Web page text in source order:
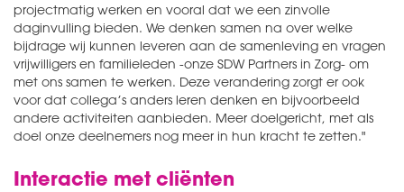
projectmatig werken en vooral dat we een zinvolle
daginvulling bieden. We denken samen na over welke
bijdrage wij kunnen leveren aan de samenleving en vragen
vrijwilligers en familieleden -onze SDW Partners in Zorg- om
met ons samen te werken. Deze verandering zorgt er ook
voor dat collega’s anders leren denken en bijvoorbeeld
andere activiteiten aanbieden. Meer doelgericht, met als
doel onze deelnemers nog meer in hun kracht te zetten."
Interactie met cliënten